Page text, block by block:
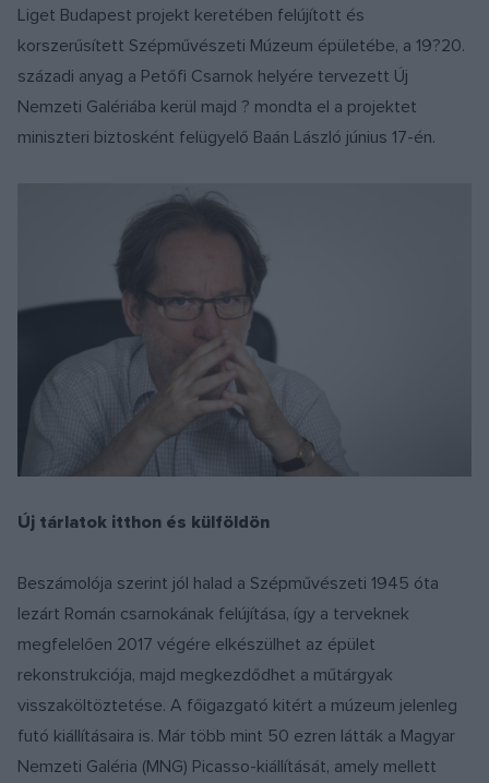
Liget Budapest projekt keretében felújított és
korszerűsített Szépművészeti Múzeum épületébe, a 19?20.
századi anyag a Petőfi Csarnok helyére tervezett Új
Nemzeti Galériába kerül majd ? mondta el a projektet
miniszteri biztosként felügyelő Baán László június 17-én.
Új tárlatok itthon és külföldön
Beszámolója szerint jól halad a Szépművészeti 1945 óta
lezárt Román csarnokának felújítása, így a terveknek
megfelelően 2017 végére elkészülhet az épület
rekonstrukciója, majd megkezdődhet a műtárgyak
visszaköltöztetése. A főigazgató kitért a múzeum jelenleg
futó kiállításaira is. Már több mint 50 ezren látták a Magyar
Nemzeti Galéria (MNG) Picasso-kiállítását, amely mellett